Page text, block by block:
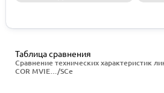
Сравнение технических характеристик
COR MVIE…/SCe
Таблица сравнения